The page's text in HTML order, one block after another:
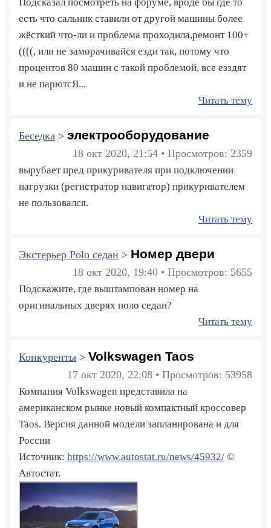
есть что сальник ставили от другой машины более
жёсткий что-ли и проблема проходила,ремонт 100+
((((, или не заморачивайся езди так, потому что
процентов 80 машин с такой проблемой, все езздят
и не парютсЯ...
Читать тему
Беседка > электрооборудование
18 окт 2020, 21:54 • Просмотров: 2359
вырубает пред прикуривателя при подключении
нагрузки (регистратор навигатор) прикуривателем
не пользовался.
Читать тему
Экстерьер Polo седан > Номер двери
18 окт 2020, 19:40 • Просмотров: 5655
Подскажите, где выштампован номер на
оригинальных дверях поло седан?
Читать тему
Конкуренты > Volkswagen Taos
17 окт 2020, 22:08 • Просмотров: 53958
Компания Volkswagen представила на
американском рынке новый компактный кроссовер
Taos. Версия данной модели запланирована и для
России
Источник: https://www.autostat.ru/news/45932/ ©
Автостат.